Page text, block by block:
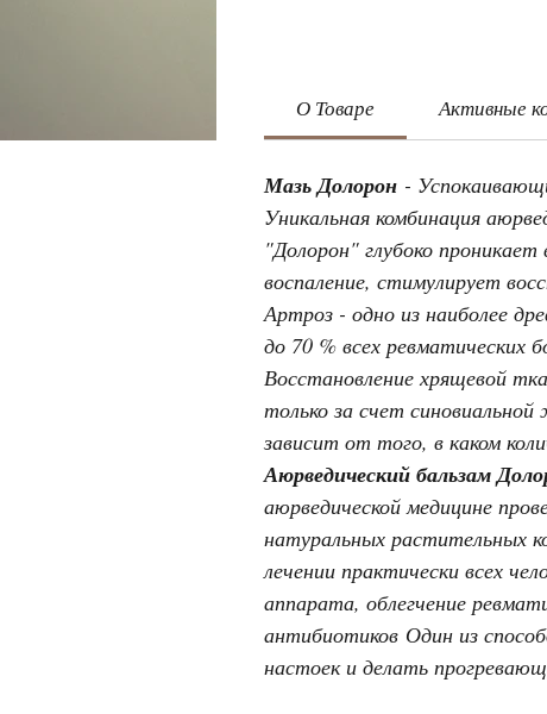
О Товаре Активные
Мазь Долорон -
Уникальная комбинация
"Долорон" глубоко
воспаление, стимулирует
Артроз - одно из наиболее
до 70 % всех ревматических
Восстановление хрящевой
только за счет
зависит от того, в каком
Аюрведический бальзам
аюрведической медицине
натуральных растительных
лечении практически всех
аппарата, облегчение
антибиотиков Один из
настоек и делать